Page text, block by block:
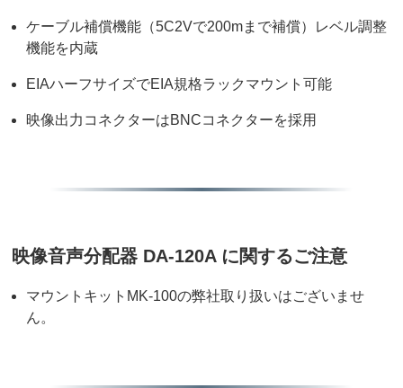
ケーブル補償機能（5C2Vで200mまで補償）レベル調整
機能を内蔵
EIAハーフサイズでEIA規格ラックマウント可能
映像出力コネクターはBNCコネクターを採用
映像音声分配器 DA-120A に関するご注意
マウントキットMK-100の弊社取り扱いはございませ
ん。